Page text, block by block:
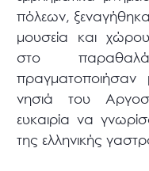
πόλεων,
μουσεία και
στο
πραγματοποιήσαν
νησιά του
ευκαιρία να
της ελληνικής